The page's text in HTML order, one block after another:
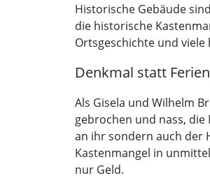
Historische Gebäude
die historische
Ortsgeschichte und viele
Denkmal statt
Als Gisela und Wilhelm
gebrochen und nass,
an ihr sondern auch der
Kastenmangel in
nur Geld.